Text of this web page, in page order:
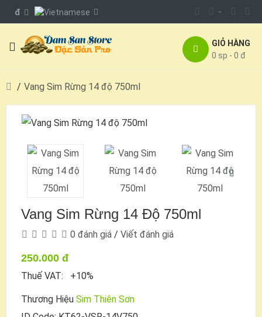
đ
GIỎ HÀNG
0 sp - 0 đ
Vang Sim Rừng 14 độ 750ml
Vang Sim Rừng 14 Độ 750ml
0 đánh giá/ Viết đánh giá
250.000 đ
Thuế VAT: +10%
Thương Hiệu Sim Thiên Sơn